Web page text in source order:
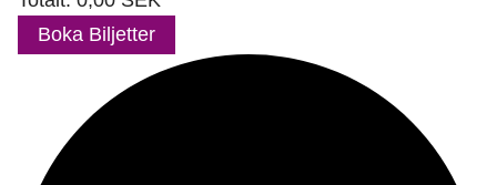
Boka Biljetter